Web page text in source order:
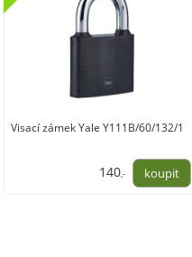
Visací zámek Yale Y111B/60/132/1
140,-